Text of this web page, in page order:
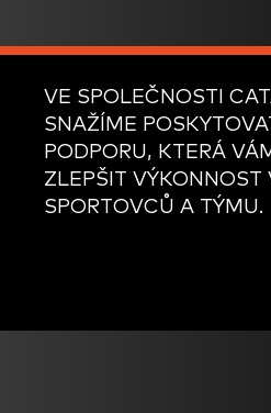
VE SPOLEČNOSTI
SNAŽÍME
PODPORU, KTERÁ
ZLEPŠIT VÝKONNOST
SPORTOVCŮ A TÝMU.